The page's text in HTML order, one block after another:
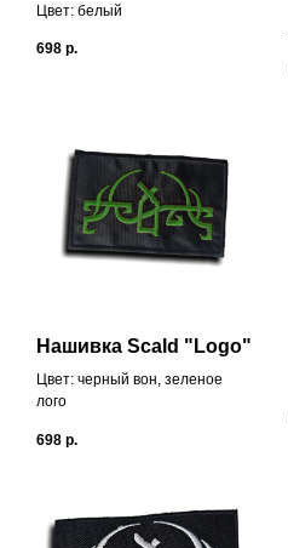
Цвет: белый
698 р.
Нашивка Scald "Logo"
Цвет: черный вон, зеленое
лого
698 р.